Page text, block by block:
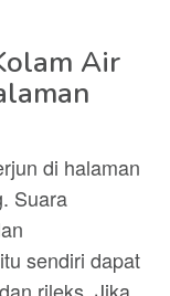
Air
di halaman
Suara
sendiri dapat